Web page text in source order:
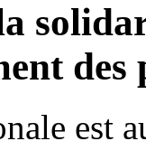
est